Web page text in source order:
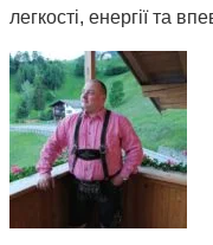
легкості, енергії та